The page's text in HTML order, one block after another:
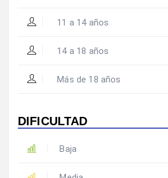
11 a 14 años
14 a 18 años
Más de 18 años
DIFICULTAD
Baja